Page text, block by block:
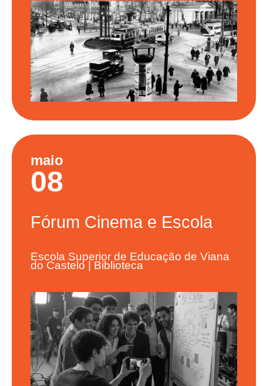
maio
08
Fórum Cinema e Escola
Escola Superior de Educação de Viana
do Castelo | Biblioteca